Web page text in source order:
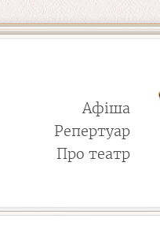
Афіша
Репертуар
Про театр